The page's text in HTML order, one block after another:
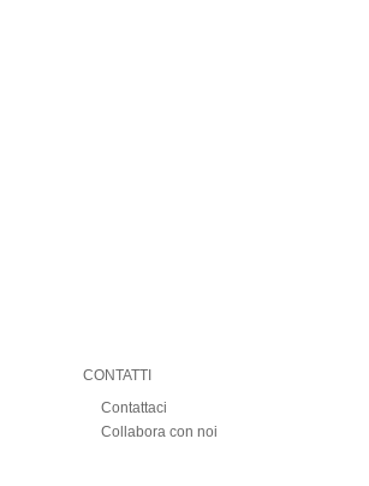
CONTATTI
Contattaci
Collabora con noi